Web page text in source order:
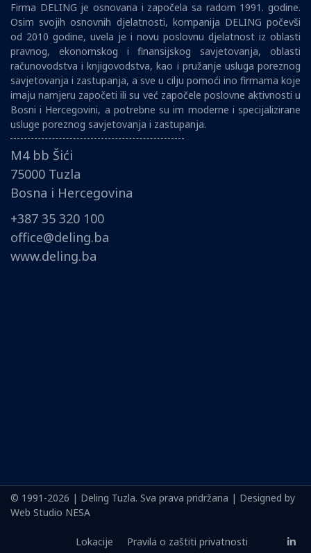
Firma DELING je osnovana i započela sa radom 1991. godine.
Osim svojih osnovnih djelatnosti, kompanija DELING počevši
od 2010 godine, uvela je i novu poslovnu djelatnost iz oblasti
pravnog, ekonomskog i finansijskog savjetovanja, oblasti
računovodstva i knjigovodstva, kao i pružanje usluga poreznog
savjetovanja i zastupanja, a sve u cilju pomoći ino firmama koje
imaju namjeru započeti ili su već započele poslovne aktivnosti u
Bosni i Hercegovini, a potrebne su im moderne i specijalizirane
usluge poreznog savjetovanja i zastupanja.
M4 bb Šići
75000 Tuzla
Bosna i Hercegovina
+387 35 320 100
office@deling.ba
www.deling.ba
© 1991-2026 | Deling Tuzla. Sva prava pridržana | Designed by
Web Studio NESA
Lokacije Pravila o zaštiti privatnosti